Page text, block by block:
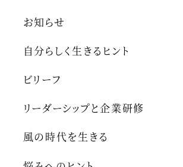
お知らせ
自分らしく生きるヒント
ビリーフ
リーダーシップと企業研修
風の時代を生きる